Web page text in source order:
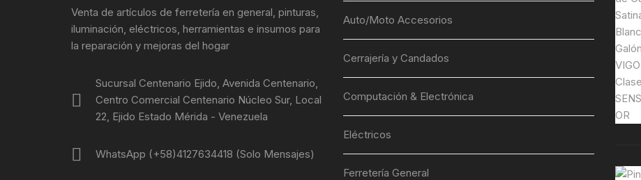
Venta de artículos de ferretería en general, pinturas,
iluminación, eléctricos, herramientas e insumos para
la reparación y mejoras del hogar
Sucursal Centenario Ejido, Avenida Centenario,
Centro Comercial Centenario Núcleo Sur, Local
22, Ejido Estado Mérida - Venezuela
WhatsApp (+58)4127634418 (Solo Mensajes)
Auto/Moto Accesorios
Cerrajería y Candados
Computación & Electrónica
Eléctricos
Ferretería General